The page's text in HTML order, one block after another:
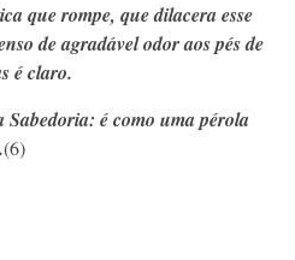
que rompe, que dilacera esse
de agradável odor aos pés de
é claro.
é como uma pérola
(6)